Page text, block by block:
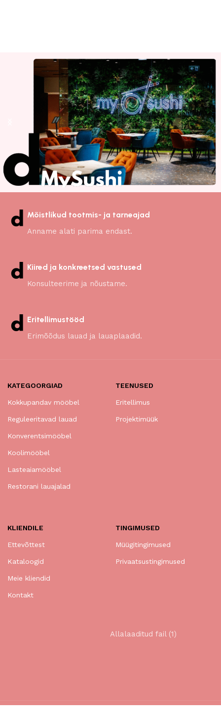
Mõistlikud tootmis- ja tarneajad
Anname alati parima endast.
Kiired ja konkreetsed vastused
Konsulteerime ja nõustame.
Eritellimustööd
Erimõõdus lauad ja lauaplaadid.
KATEGOORGIAD
Kokkupandav mööbel
Reguleeritavad lauad
Konverentsimööbel
Koolimööbel
Lasteaiamööbel
Restorani lauajalad
TEENUSED
Eritellimus
Projektimüük
KLIENDILE
Ettevõttest
Kataloogid
Meie kliendid
Kontakt
TINGIMUSED
Müügitingimused
Privaatsustingimused
Allalaaditud fail (1)